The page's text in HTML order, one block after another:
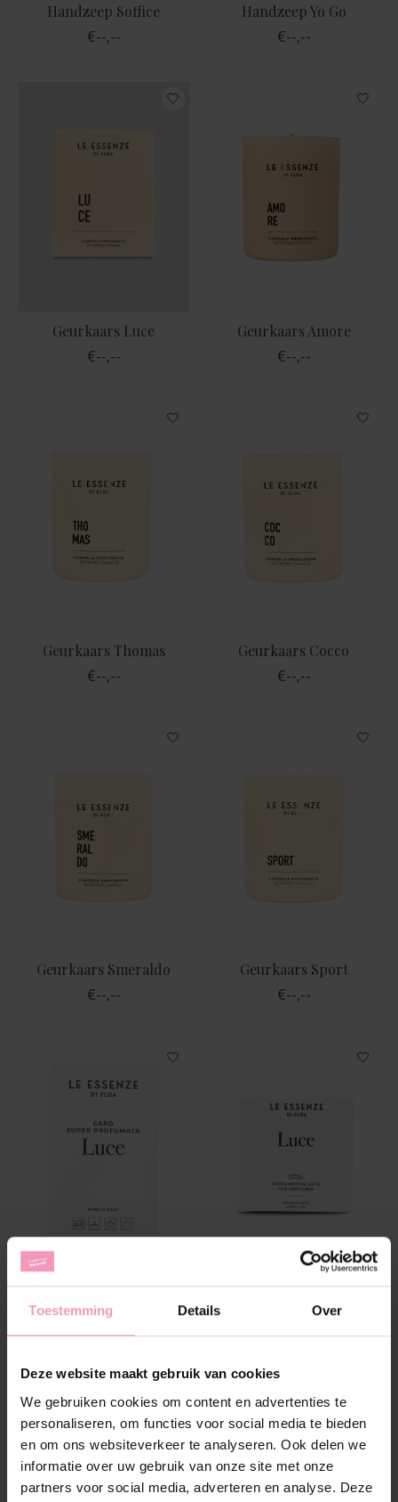
Toestemming Details Over
Deze website maakt gebruik van cookies
We gebruiken cookies om content en advertenties te
personaliseren, om functies voor social media te bieden
en om ons websiteverkeer te analyseren. Ook delen we
informatie over uw gebruik van onze site met onze
partners voor social media, adverteren en analyse. Deze
Handzeep Soffice
€--,--
Handzeep Yo Go
€--,--
Geurkaars Luce
€--,--
Geurkaars Amore
€--,--
Geurkaars Thomas
€--,--
Geurkaars Cocco
€--,--
Geurkaars Smeraldo
€--,--
Geurkaars Sport
€--,--
Geurkaart Luce (10
stuks)
€--,--
Autoparfum Luce (6
stuks)
€--,--